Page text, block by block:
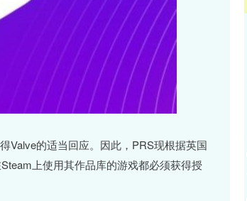
Valve的适当回应。因此，PRS现根据英国
上使用其作品库的游戏都必须获得授